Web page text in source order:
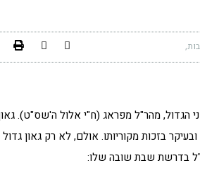
הגדול, מהר"ל מפראג (ח"י אלול ה'שס"ט).
בזכות מקוריותו. אולם, לא רק גאון גדול
בדרשת שבת שובה שלו: